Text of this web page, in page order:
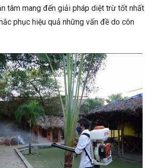
tâm mang đến giải pháp diệt trừ tốt nhất
phục hiệu quả những vấn đề do côn